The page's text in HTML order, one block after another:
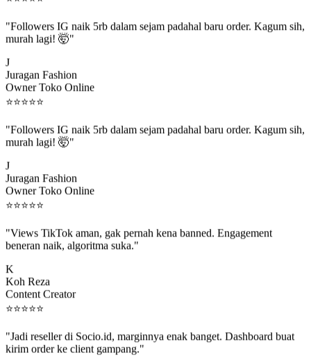
murah lagi! 🤯"
Juragan Fashion
Owner Toko Online
⭐⭐⭐⭐⭐
murah lagi! 🤯"
Juragan Fashion
Owner Toko Online
⭐⭐⭐⭐⭐
beneran naik, algoritma suka."
Koh Reza
Content Creator
⭐⭐⭐⭐⭐
kirim order ke client gampang."